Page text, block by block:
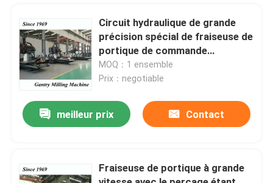
Circuit hydraulique de grande
précision spécial de fraiseuse de
portique de commande
numérique par ordinateur
MOQ：1 ensemble
Prix：negotiable
meilleur prix Contact
Fraiseuse de portique à grande